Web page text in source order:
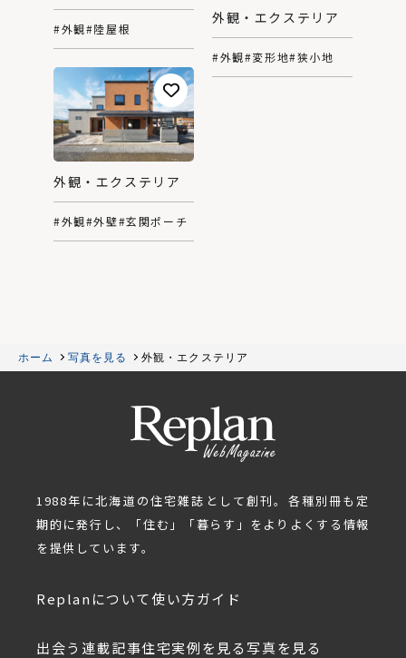
外観・エクステリア
#外観#変形地#狭小地
#外観#陸屋根
外観・エクステリア
#外観#外壁#玄関ポーチ
ホーム 写真を見る 外観・エクステリア
1988年に北海道の住宅雑誌として創刊。各種別冊も定
期的に発行し、「住む」「暮らす」をよりよくする情報
を提供しています。
Replanについて使い方ガイド
出会う 連載記事住宅実例を見る写真を見る